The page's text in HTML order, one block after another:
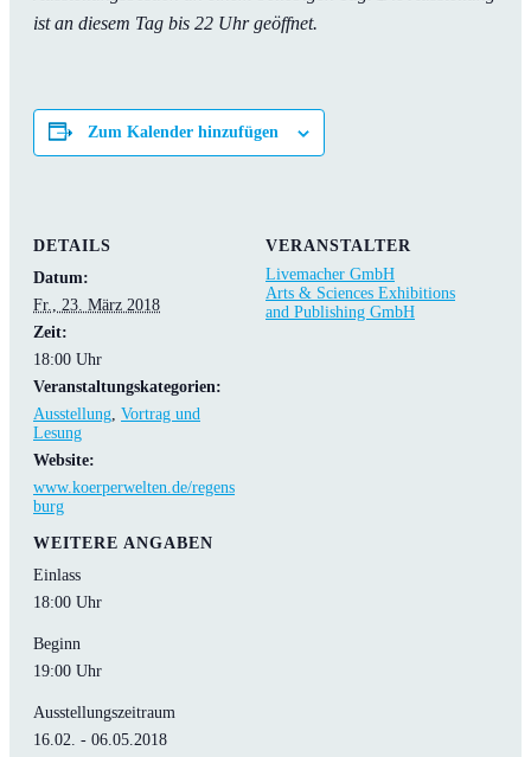
ist an diesem Tag bis 22 Uhr geöffnet.
Zum Kalender hinzufügen
DETAILS
Datum:
Fr., 23. März 2018
Zeit:
18:00 Uhr
Veranstaltungskategorien:
Ausstellung Vortrag und
Lesung
Website:
www.koerperwelten.de/regens
burg
VERANSTALTER
Livemacher GmbH
Arts & Sciences Exhibitions
and Publishing GmbH
WEITERE ANGABEN
Einlass
18:00 Uhr
Beginn
19:00 Uhr
Ausstellungszeitraum
16.02. - 06.05.2018